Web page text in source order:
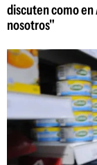
discuten como
nosotros"